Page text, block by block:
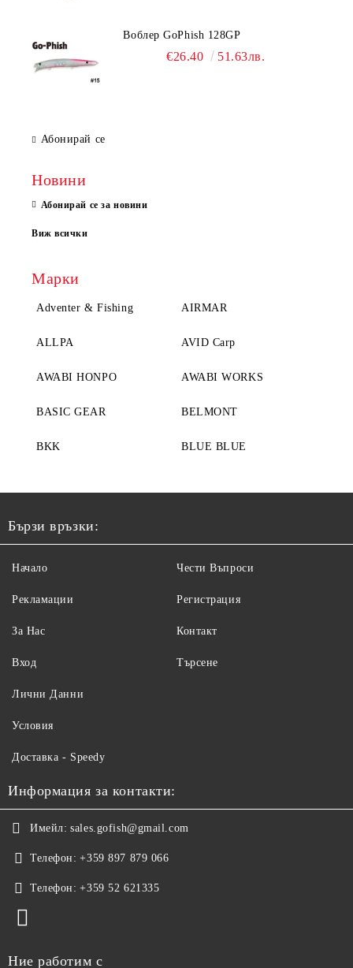
Воблер GoPhish 128GP
€26.40 51.63лв.
Абонирай се
Новини
Абонирай се за новини
Виж всички
Марки
Adventer & Fishing AIRMAR
ALLPA AVID Carp
AWABI HONPO AWABI WORKS
BASIC GEAR BELMONT
BKK BLUE BLUE
Бързи връзки:
Начало
Рекламации
За Нас
Вход
Чести Въпроси
Регистрация
Контакт
Търсене
Лични Данни
Условия
Доставка - Speedy
Информация за контакти:
Имейл: sales.gofish@gmail.com
Телефон: +359 897 879 066
Телефон: +359 52 621335
Ние работим с